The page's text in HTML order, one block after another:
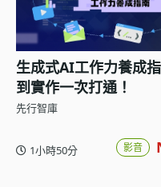
資訊科技
設計應用
健康生活
理財投資
生成式AI工作力養成
到實作一次打通！
先行智庫
1小時50分 影音